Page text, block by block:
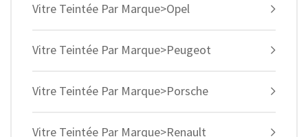
Vitre Teintée Par Marque>Opel
Vitre Teintée Par Marque>Peugeot
Vitre Teintée Par Marque>Porsche
Vitre Teintée Par Marque>Renault